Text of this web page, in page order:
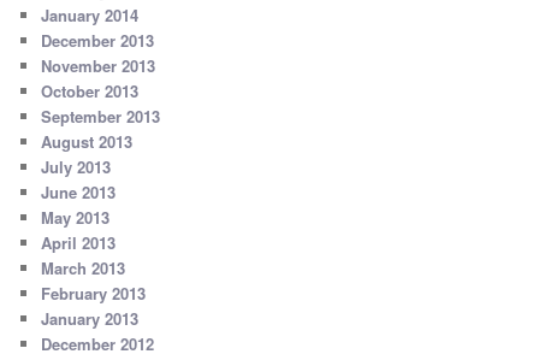
January 2014
December 2013
November 2013
October 2013
September 2013
August 2013
July 2013
June 2013
May 2013
April 2013
March 2013
February 2013
January 2013
December 2012